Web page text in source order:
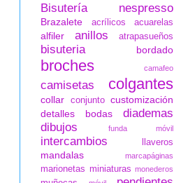
Bisutería nespresso
Brazalete acrílicos acuarelas
alfiler anillos atrapasueños
bisuteria bordado
broches camafeo
camisetas colgantes
collar conjunto
customización
detalles bodas
diademas
dibujos
funda móvil
intercambios llaveros
mandalas marcapáginas
marionetas miniaturas monederos